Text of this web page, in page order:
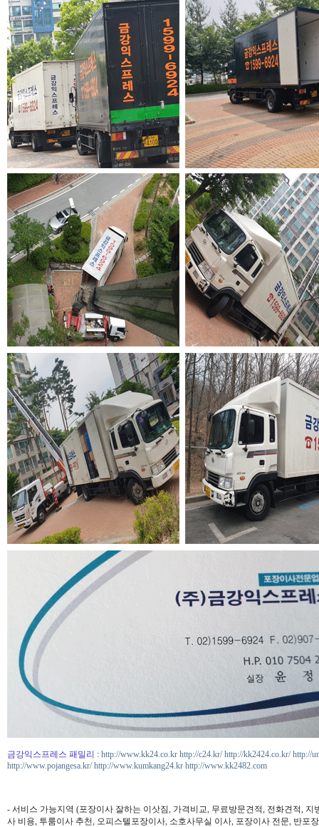
금강익스프레스 패밀리 : http://www.kk24.co.kr http://c24.kr/ http://kk2424.co.kr/ http://
http://www.pojangesa.kr/ http://www.kumkang24.kr http://www.kk2482.com
- 서비스 가능지역 (포장이사 잘하는 이삿짐, 가격비교, 무료방문견적, 전화견적,
사 비용, 투룸이사 추천, 오피스텔포장이사, 소호사무실 이사, 포장이사 전문, 반포